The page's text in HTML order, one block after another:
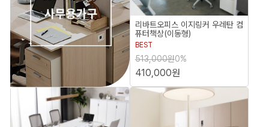
리바트오피스 이지링커 우레탄 컴
퓨터책상(이동형)
BEST
513,000원0%
410,000원